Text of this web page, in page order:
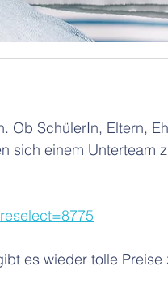
Ob SchülerIn, Eltern,
sich einem Unterteam
es wieder tolle Preise